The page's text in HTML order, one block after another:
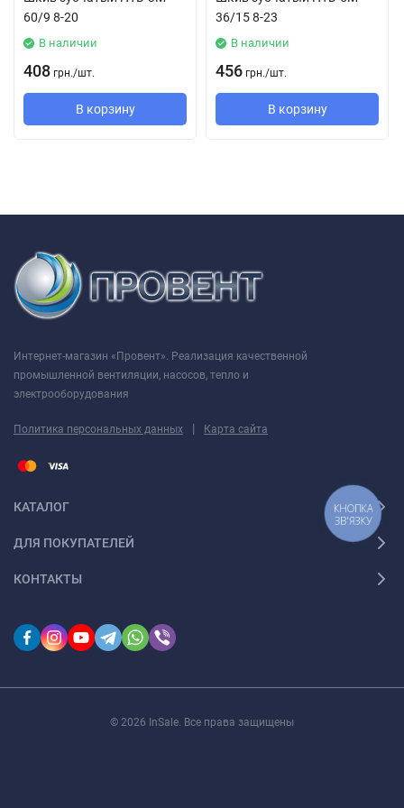
60/9 8-20
В наличии
408 грн./шт.
В корзину
36/15 8-23
В наличии
456 грн./шт.
В корзину
Интернет-магазин «Провент». Реализация качественной
промышленной вентиляции, насосов, тепло и
электрооборудования
Политика персональных данных | Карта сайта
КАТАЛОГ
ДЛЯ ПОКУПАТЕЛЕЙ
КОНТАКТЫ
© 2026 InSale. Все права защищены
КНОПКА
ЗВ'ЯЗКУ